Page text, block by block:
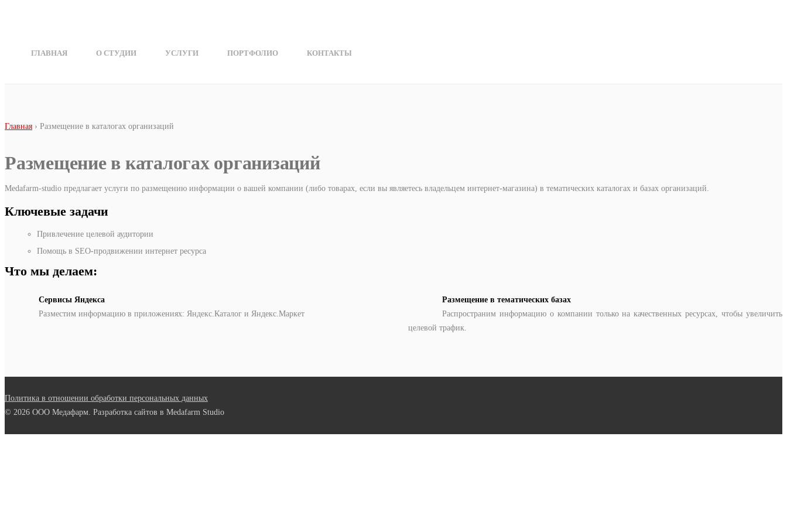
ГЛАВНАЯ О СТУДИИ УСЛУГИ ПОРТФОЛИО КОНТАКТЫ
Вы здесь
Главная › Размещение в каталогах организаций
Размещение в каталогах организаций
Medafarm-studio предлагает услуги по размещению информации о вашей компании (либо товарах, если вы являетесь владельцем интернет-магазина) в тематических каталогах и базах организаций.
Ключевые задачи
Привлечение целевой аудитории
Помощь в SEO-продвижении интернет ресурса
Что мы делаем:
Сервисы Яндекса
Разместим информацию в приложениях: Яндекс.Каталог и Яндекс.Маркет
Размещение в тематических базах
Распространим информацию о компании только на качественных ресурсах, чтобы увеличить
целевой трафик.
Политика в отношении обработки персональных данных
© 2026 ООО Медафарм. Разработка сайтов в Medafarm Studio